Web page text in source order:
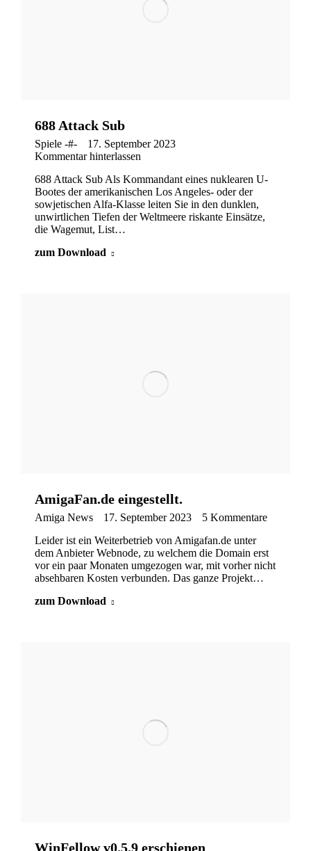
688 Attack Sub
Spiele -#-
17. September 2023
Kommentar hinterlassen
688 Attack Sub Als Kommandant eines nuklearen U-
Bootes der amerikanischen Los Angeles- oder der
sowjetischen Alfa-Klasse leiten Sie in den dunklen,
unwirtlichen Tiefen der Weltmeere riskante Einsätze,
die Wagemut, List…
zum Download
AmigaFan.de eingestellt.
Amiga News 17. September 2023
5 Kommentare
Leider ist ein Weiterbetrieb von Amigafan.de unter
dem Anbieter Webnode, zu welchem die Domain erst
vor ein paar Monaten umgezogen war, mit vorher nicht
absehbaren Kosten verbunden. Das ganze Projekt…
zum Download
WinFellow v0.5.9 erschienen